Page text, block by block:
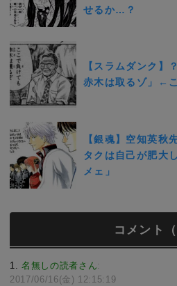
せるか…？
【スラムダンク】
赤木は取るゾ」←
【銀魂】空知英秋
タクは自己が肥大
メェ」
コメント（
1 名無しの読者さん:
2017/06/16(金) 12:15:19